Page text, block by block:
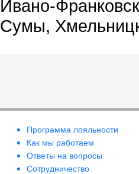
Ивано-
Сумы,
Программа лояльности
Как мы работаем
Ответы на вопросы
Сотрудничество